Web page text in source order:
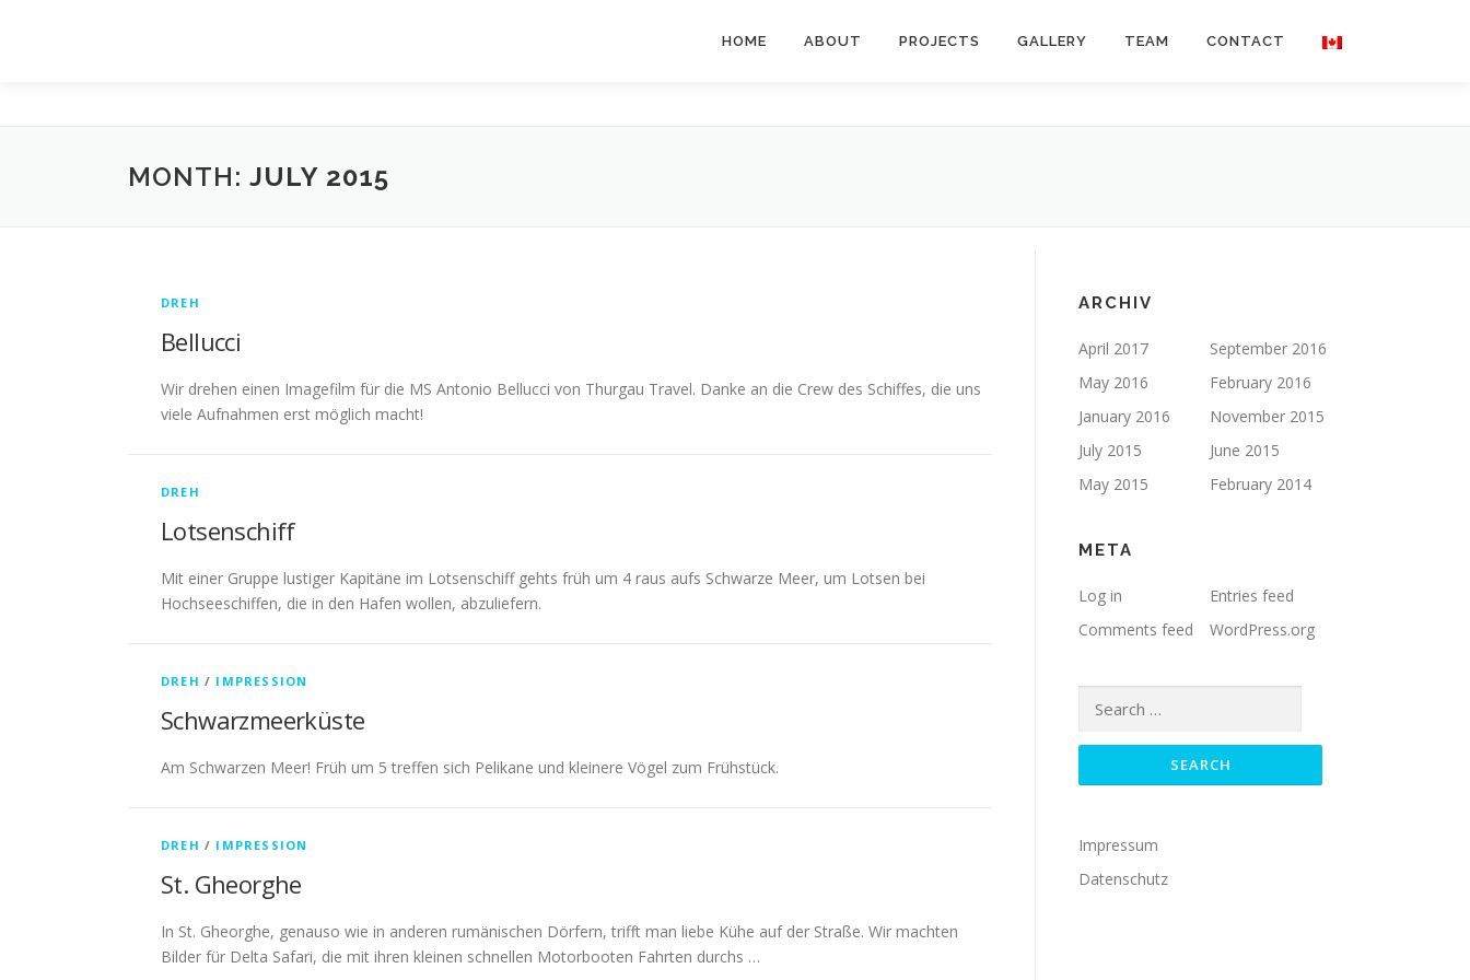
HOME ABOUT PROJECTS GALLERY TEAM CONTACT
MONTH: JULY 2015
DREH
Bellucci
Wir drehen einen Imagefilm für die MS Antonio Bellucci von Thurgau Travel. Danke an die Crew des Schiffes, die uns
viele Aufnahmen erst möglich macht!
DREH
Lotsenschiff
Mit einer Gruppe lustiger Kapitäne im Lotsenschiff gehts früh um 4 raus aufs Schwarze Meer, um Lotsen bei
Hochseeschiffen, die in den Hafen wollen, abzuliefern.
DREH / IMPRESSION
Schwarzmeerküste
Am Schwarzen Meer! Früh um 5 treffen sich Pelikane und kleinere Vögel zum Frühstück.
DREH / IMPRESSION
St. Gheorghe
In St. Gheorghe, genauso wie in anderen rumänischen Dörfern, trifft man liebe Kühe auf der Straße. Wir machten
Bilder für Delta Safari, die mit ihren kleinen schnellen Motorbooten Fahrten durchs …
ARCHIV
April 2017
September 2016
May 2016
February 2016
January 2016
November 2015
July 2015
June 2015
May 2015
February 2014
META
Log in
Entries feed
Comments feed
WordPress.org
for:
Impressum
Datenschutz